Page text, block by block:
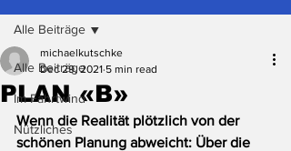
Alle Beiträge
Im Fahrtwind
Nützliches
Alle Beiträge
PLAN «B»
michaelkutschke
Dec 29, 2021 5 min read
Wenn die Realität plötzlich von der
schönen Planung abweicht: Über die